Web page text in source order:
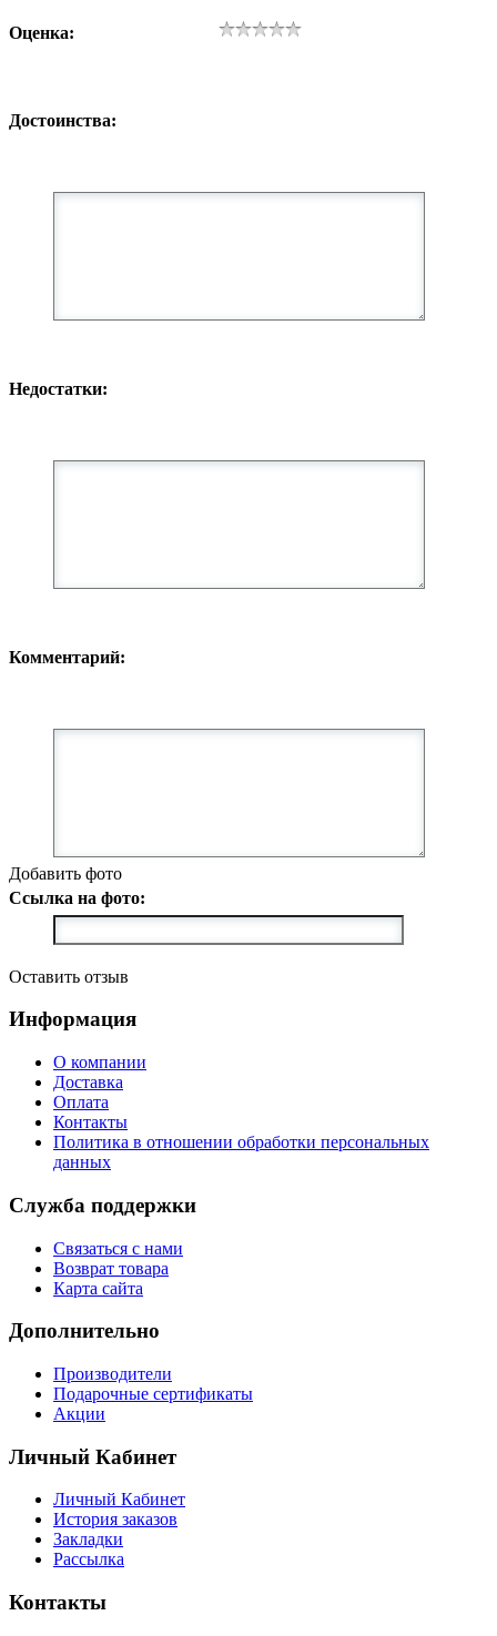
Оценка:
Достоинства:
Недостатки:
Комментарий:
Добавить фото
Ссылка на фото:
Оставить отзыв
Информация
О компании
Доставка
Оплата
Контакты
Политика в отношении обработки персональных
данных
Служба поддержки
Связаться с нами
Возврат товара
Карта сайта
Дополнительно
Производители
Подарочные сертификаты
Акции
Личный Кабинет
Личный Кабинет
История заказов
Закладки
Рассылка
Контакты